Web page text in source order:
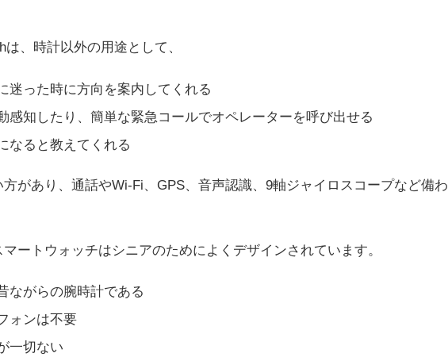
は、時計以外の用途として、
迷った時に方向を案内してくれる
感知したり、簡単な緊急コールでオペレーターを呼び出せる
なると教えてくれる
方があり、通話やWi-Fi、GPS、音声認識、9軸ジャイロスコープなど備
マートウォッチはシニアのためによくデザインされています。
ながらの腕時計である
ォンは不要
一切ない